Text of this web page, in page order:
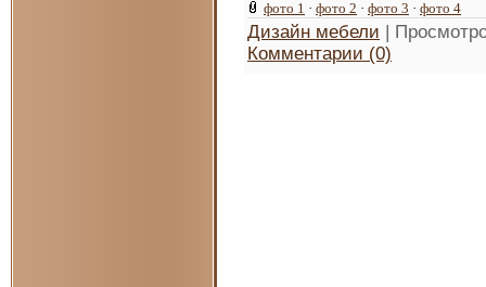
фото 1 · фото 2 · фото 3 · фото 4
Дизайн мебели |
Комментарии (0)